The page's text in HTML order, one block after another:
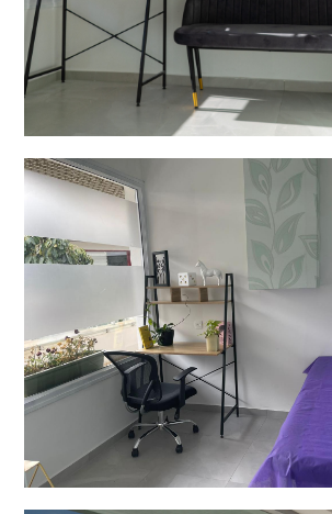
חדרים מודולריים
לעולם הביוטי, הדרכת הורים